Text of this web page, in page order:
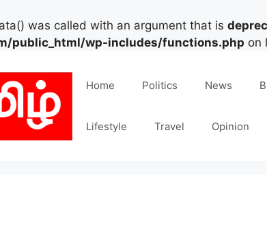
was called with an argument that is
public_html/wp-includes/functions.php on
Home Politics News
Lifestyle Travel Opinion